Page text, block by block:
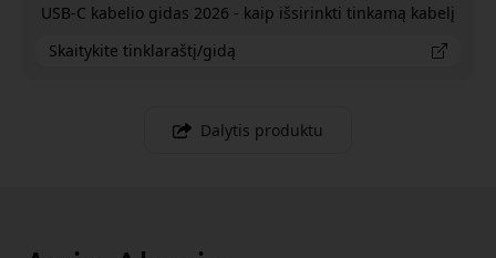
USB-C kabelio gidas 2026 - kaip išsirinkti tinkamą kabelį
Skaitykite tinklaraštį/gidą
Dalytis produktu